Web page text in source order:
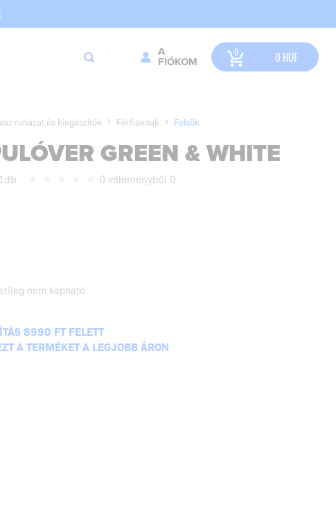
A
FIÓKOM
0 HUF
ruházat és kiegészítők Férfiaknak Felsők
GREEN & WHITE
1db 0 véleményből 0
nem kapható.
8990 FT FELETT
A TERMÉKET A LEGJOBB ÁRON